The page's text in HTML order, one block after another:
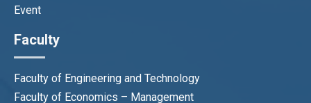
Event
Faculty
Faculty of Engineering and Technology
Faculty of Economics – Management